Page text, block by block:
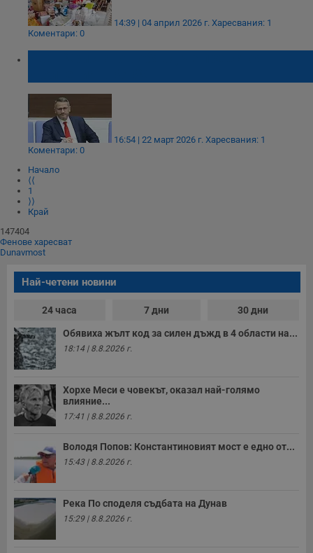
14:39 | 04 април 2026 г. Харесвания: 1
Коментари: 0
16:54 | 22 март 2026 г. Харесвания: 1
Коментари: 0
Начало
⟨⟨
1
⟩⟩
Край
147404
Фенове харесват
Dunavmost
Най-четени новини
24 часа 7 дни 30 дни
Обявиха жълт код за силен дъжд в 4 области на...
18:14 | 8.8.2026 г.
Хорхе Меси е човекът, оказал най-голямо
влияние...
17:41 | 8.8.2026 г.
Володя Попов: Константиновият мост е едно от...
15:43 | 8.8.2026 г.
Река По споделя съдбата на Дунав
15:29 | 8.8.2026 г.